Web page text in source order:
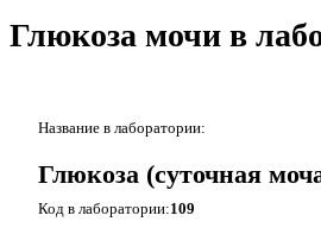
Глюкоза мочи в
Название в лаборатории:
Глюкоза (суточная
Код в лаборатории:109